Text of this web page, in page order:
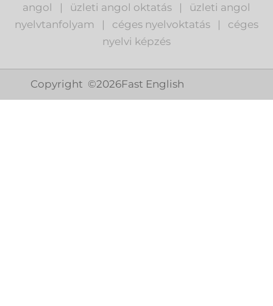
angol
| üzleti angol oktatás |
üzleti angol
nyelvtanfolyam
| céges nyelvoktatás |
céges
nyelvi képzés
Copyright ©2026Fast English